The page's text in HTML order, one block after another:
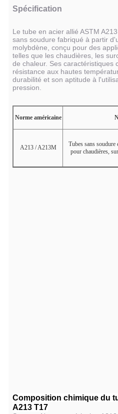
Spécification
Le tube en acier allié ASTM
sans soudure fabriqué à partir
molybdène, conçu pour des
telles que les chaudières, les
de chaleur. Ses caractéristiques
résistance aux hautes
durabilité et son aptitude à
pression.
Norme américaine
A213 / A213M
Tubes sans soudure
pour chaudières,
Composition chimique du
A213 T17